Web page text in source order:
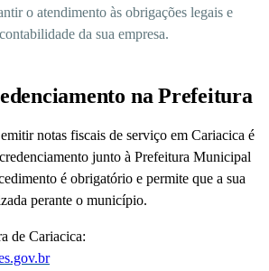
o atendimento às obrigações legais e
da sua empresa.
na Prefeitura
notas fiscais de serviço em Cariacica é
junto à Prefeitura Municipal
é obrigatório e permite que a sua
perante o município.
de Cariacica: